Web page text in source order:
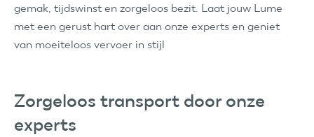
gemak, tijdswinst en zorgeloos bezit. Laat jouw Lume
met een gerust hart over aan onze experts en geniet
van moeiteloos vervoer in stijl
Zorgeloos transport door onze
experts